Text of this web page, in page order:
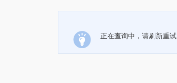
正在查询中，请刷新重试